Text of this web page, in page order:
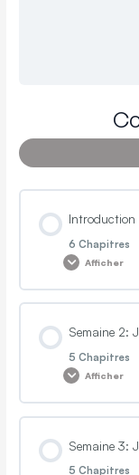
Introduction
6 Chapitres
Afficher
0% TERMINÉ
Introduction au
Semaine 2:
5 Chapitres
Afficher
0% TERMINÉ
Semaine 3:
5 Chapitres